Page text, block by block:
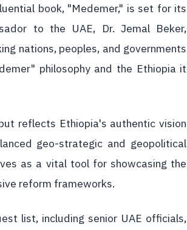
book, "Medemer," is set for its
to the UAE, Dr. Jemal Beker,
nations, peoples, and governments
philosophy and the Ethiopia it
reflects Ethiopia's authentic vision
geo-strategic and geopolitical
as a vital tool for showcasing the
reform frameworks.
list, including senior UAE officials,